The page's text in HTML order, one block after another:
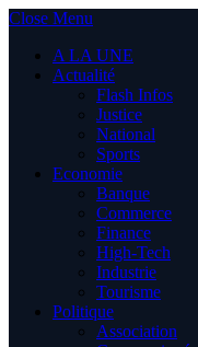
Close Menu
A LA UNE
Actualité
Flash Infos
Justice
National
Sports
Economie
Banque
Commerce
Finance
High-Tech
Industrie
Tourisme
Politique
Association